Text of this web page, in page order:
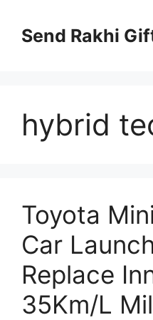
contentSend Rakhi
hybrid
Toyota
Car
Replace
35Km/L